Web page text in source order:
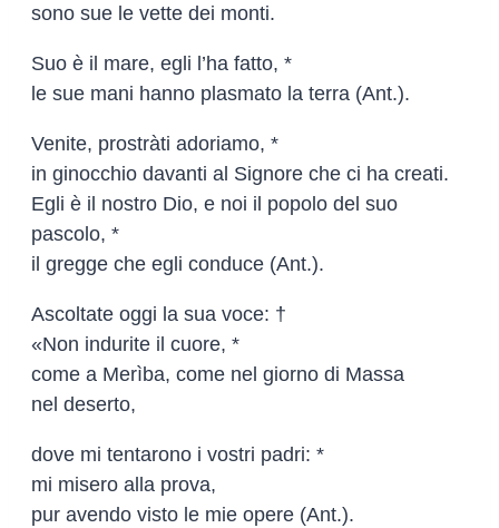
sono sue le vette dei monti.
Suo è il mare, egli l’ha fatto, *
le sue mani hanno plasmato la terra (Ant.).
Venite, prostràti adoriamo, *
in ginocchio davanti al Signore che ci ha creati.
Egli è il nostro Dio, e noi il popolo del suo
pascolo, *
il gregge che egli conduce (Ant.).
Ascoltate oggi la sua voce: †
«Non indurite il cuore, *
come a Merìba, come nel giorno di Massa
nel deserto,
dove mi tentarono i vostri padri: *
mi misero alla prova,
pur avendo visto le mie opere (Ant.).